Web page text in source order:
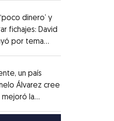
dinero’ y
fichajes: David
por tema
un país
Álvarez cree
mejoró la